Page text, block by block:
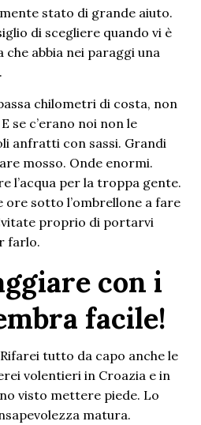
stato di grande aiuto.
di scegliere quando vi è
abbia nei paraggi una
chilometri di costa, non
se c’erano noi non le
anfratti con sassi. Grandi
mosso. Onde enormi.
l’acqua per la troppa gente.
sotto l’ombrellone a fare
proprio di portarvi
farlo.
con i
facile!
Rifarei tutto da capo anche le
volentieri in Croazia e in
visto mettere piede. Lo
matura.